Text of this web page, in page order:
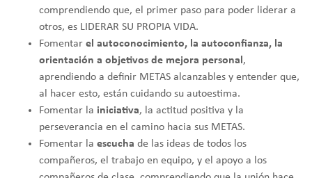
comprendiendo que, el primer paso para poder liderar a
otros, es LIDERAR SU PROPIA VIDA.
Fomentar el autoconocimiento, la autoconfianza, la
orientación a objetivos de mejora personal ,
aprendiendo a definir METAS alcanzables y entender que,
al hacer esto, están cuidando su autoestima.
Fomentar la iniciativa, la actitud positiva y la
perseverancia en el camino hacia sus METAS.
Fomentar la escucha de las ideas de todos los
compañeros, el trabajo en equipo, y el apoyo a los